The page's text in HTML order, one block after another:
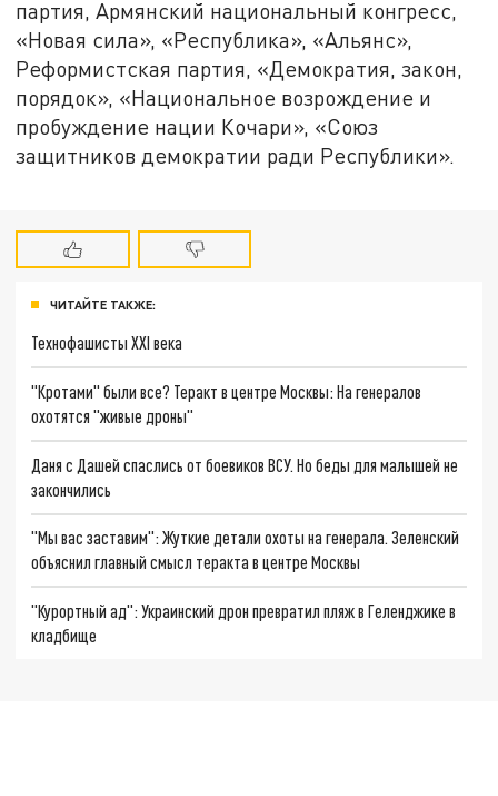
партия, Армянский национальный конгресс,
«Новая сила», «Республика», «Альянс»,
Реформистская партия, «Демократия, закон,
порядок», «Национальное возрождение и
пробуждение нации Кочари», «Союз
защитников демократии ради Республики».
ЧИТАЙТЕ ТАКЖЕ:
Технофашисты XXI века
"Кротами" были все? Теракт в центре Москвы: На генералов
охотятся "живые дроны"
Даня с Дашей спаслись от боевиков ВСУ. Но беды для малышей не
закончились
"Мы вас заставим": Жуткие детали охоты на генерала. Зеленский
объяснил главный смысл теракта в центре Москвы
"Курортный ад": Украинский дрон превратил пляж в Геленджике в
кладбище